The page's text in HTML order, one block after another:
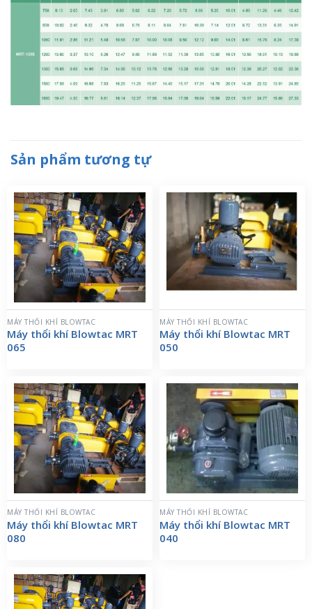
Sản phẩm tương tự
MÁY THỔI KHÍ BLOWTAC
Máy thổi khí Blowtac MRT
065
MÁY THỔI KHÍ BLOWTAC
Máy thổi khí Blowtac MRT
050
MÁY THỔI KHÍ BLOWTAC
Máy thổi khí Blowtac MRT
080
MÁY THỔI KHÍ BLOWTAC
Máy thổi khí Blowtac MRT
040